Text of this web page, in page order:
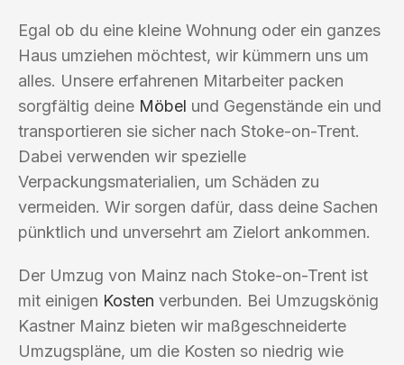
Egal ob du eine kleine Wohnung oder ein ganzes
Haus umziehen möchtest, wir kümmern uns um
alles. Unsere erfahrenen Mitarbeiter packen
sorgfältig deine Möbel und Gegenstände ein und
transportieren sie sicher nach Stoke-on-Trent.
Dabei verwenden wir spezielle
Verpackungsmaterialien, um Schäden zu
vermeiden. Wir sorgen dafür, dass deine Sachen
pünktlich und unversehrt am Zielort ankommen.
Der Umzug von Mainz nach Stoke-on-Trent ist
mit einigen Kosten verbunden. Bei Umzugskönig
Kastner Mainz bieten wir maßgeschneiderte
Umzugspläne, um die Kosten so niedrig wie